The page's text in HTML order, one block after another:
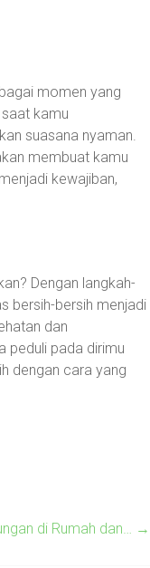
momen yang
kamu
suasana nyaman.
membuat kamu
kewajiban,
Dengan langkah-
bersih-bersih menjadi
dan
peduli pada dirimu
dengan cara yang
di Rumah dan… →